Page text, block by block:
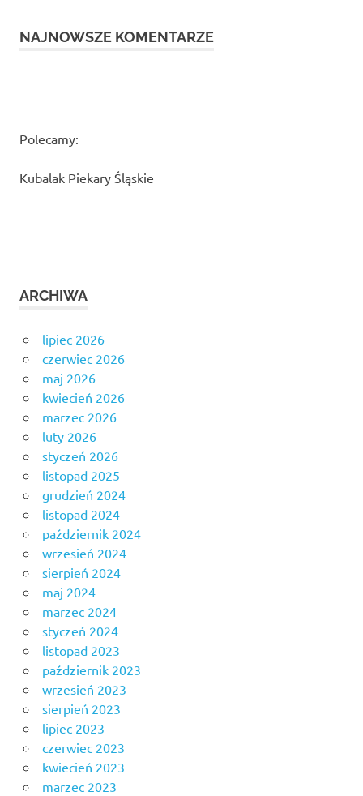
NAJNOWSZE KOMENTARZE
Polecamy:
Kubalak Piekary Śląskie
ARCHIWA
lipiec 2026
czerwiec 2026
maj 2026
kwiecień 2026
marzec 2026
luty 2026
styczeń 2026
listopad 2025
grudzień 2024
listopad 2024
październik 2024
wrzesień 2024
sierpień 2024
maj 2024
marzec 2024
styczeń 2024
listopad 2023
październik 2023
wrzesień 2023
sierpień 2023
lipiec 2023
czerwiec 2023
kwiecień 2023
marzec 2023